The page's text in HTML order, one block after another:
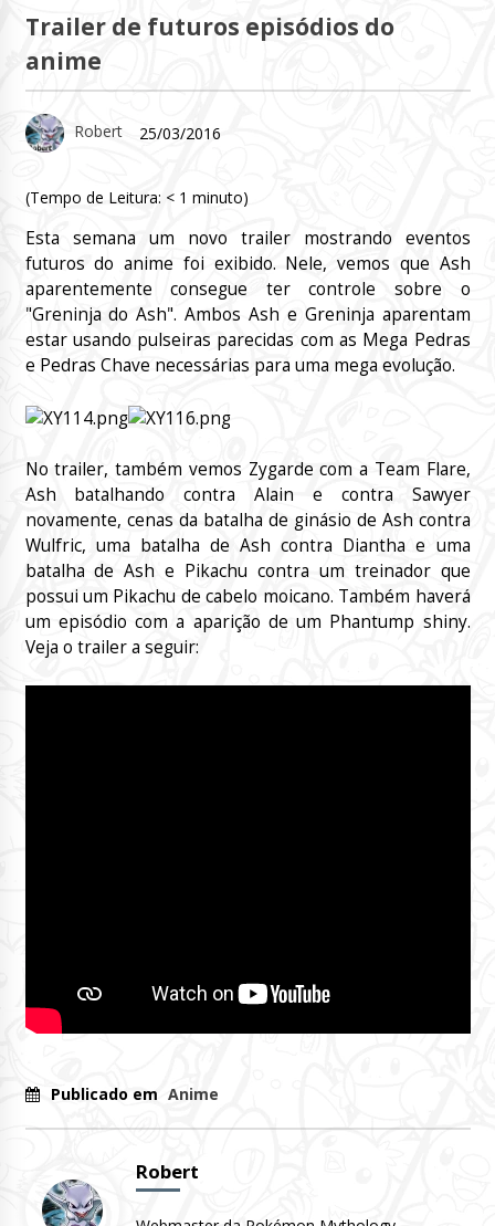
Trailer de futuros episódios do
anime
Robert 25/03/2016
(Tempo de Leitura: < 1 minuto)
Esta semana um novo trailer mostrando eventos
futuros do anime foi exibido. Nele, vemos que Ash
aparentemente consegue ter controle sobre o
"Greninja do Ash". Ambos Ash e Greninja aparentam
estar usando pulseiras parecidas com as Mega Pedras
e Pedras Chave necessárias para uma mega evolução.
No trailer, também vemos Zygarde com a Team Flare,
Ash batalhando contra Alain e contra Sawyer
novamente, cenas da batalha de ginásio de Ash contra
Wulfric, uma batalha de Ash contra Diantha e uma
batalha de Ash e Pikachu contra um treinador que
possui um Pikachu de cabelo moicano. Também haverá
um episódio com a aparição de um Phantump shiny.
Veja o trailer a seguir:
Publicado em Anime
Robert